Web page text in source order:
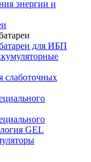
энергии и
для ИБП
слаботочных
GEL